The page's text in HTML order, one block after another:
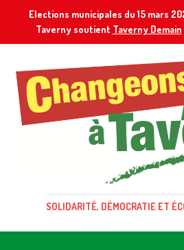
Elections municipales du 15 mars
Taverny soutient Taverny Demain
SOLIDARITÉ, DÉMOCRATIE ET